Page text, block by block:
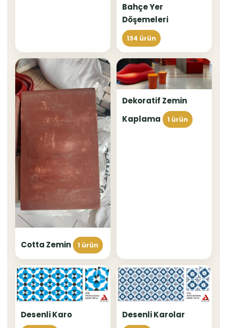
Bahçe Yer
Döşemeleri
134 ürün
Cotta Zemin 1 ürün
Dekoratif Zemin
Kaplama
1 ürün
Desenli Karo Desenli Karolar